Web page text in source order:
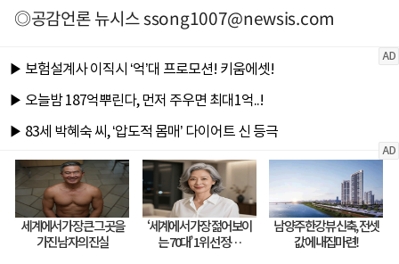
◎공감언론 뉴시스ssong1007@newsis.com